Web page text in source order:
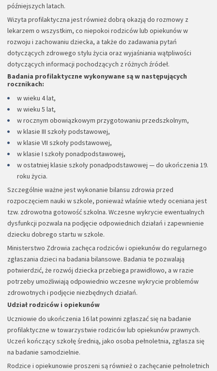
późniejszych latach.
Wizyta profilaktyczna jest również dobrą okazją do rozmowy z
lekarzem o wszystkim, co niepokoi rodziców lub opiekunów w
rozwoju i zachowaniu dziecka, a także do zadawania pytań
dotyczących zdrowego stylu życia oraz wyjaśniania wątpliwości
dotyczących informacji pochodzących z różnych źródeł.
Badania profilaktyczne wykonywane są w następujących
rocznikach:
w wieku 4 lat,
w wieku 5 lat,
w rocznym obowiązkowym przygotowaniu przedszkolnym,
w klasie III szkoły podstawowej,
w klasie VII szkoły podstawowej,
w klasie I szkoły ponadpodstawowej,
w ostatniej klasie szkoły ponadpodstawowej — do ukończenia 19.
roku życia.
Szczególnie ważne jest wykonanie bilansu zdrowia przed
rozpoczęciem nauki w szkole, ponieważ właśnie wtedy oceniana jest
tzw. zdrowotna gotowość szkolna. Wczesne wykrycie ewentualnych
dysfunkcji pozwala na podjęcie odpowiednich działań i zapewnienie
dziecku dobrego startu w szkole.
Ministerstwo Zdrowia zachęca rodziców i opiekunów do regularnego
zgłaszania dzieci na badania bilansowe. Badania te pozwalają
potwierdzić, że rozwój dziecka przebiega prawidłowo, a w razie
potrzeby umożliwiają odpowiednio wczesne wykrycie problemów
zdrowotnych i podjęcie niezbędnych działań.
Udział rodziców i opiekunów
Uczniowie do ukończenia 16 lat powinni zgłaszać się na badanie
profilaktyczne w towarzystwie rodziców lub opiekunów prawnych.
Uczeń kończący szkołę średnią, jako osoba pełnoletnia, zgłasza się
na badanie samodzielnie.
Rodzice i opiekunowie proszeni są również o zachęcanie pełnoletnich